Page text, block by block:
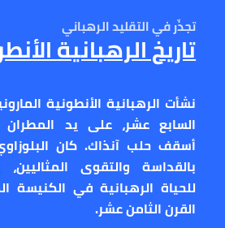
تجذّر في التقليد الرهباني
تاريخ الرهبانية
نشأت الرهبانية الأنطونية
السابع عشر، على يد المطران
أسقف حلب آنذاك. كان
بالقداسة والتقوى
للحياة الرهبانية في الكنيسة
القرن الثامن عشر.